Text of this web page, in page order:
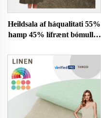
Heildsala af háqualitati 55%
hamp 45% lífrænt bómullar
meyja/konu á herðum
hreinan lit á beinum
flutningi frá framleiðanda